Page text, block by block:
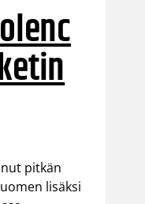
pitkän
lisäksi